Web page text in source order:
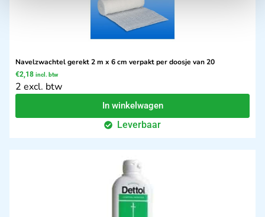
Navelzwachtel gerekt 2 m x 6 cm verpakt per doosje van 20
€2,18 incl. btw
2 excl. btw
In winkelwagen
Leverbaar